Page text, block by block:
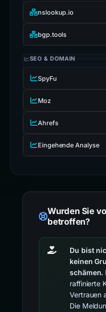
nslookup.io
bgp.tools
SEO & DOMAIN
SpyFu
Moz
Ahrefs
Eingehende Analyse
Wurden Sie
betroffen?
Du bist
keinen
schämen.
raffinierte
Vertrauen
Die